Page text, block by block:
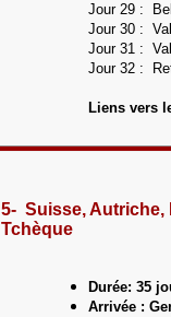
Jour 29 :
Jour 30 :
Jour 31 :
Jour 32 :
Liens vers
5- Suisse, Autriche,
Tchèque
Durée: 35
Arrivée :